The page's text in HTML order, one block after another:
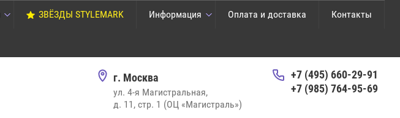
ЗВЁЗДЫ STYLEMARK Информация Оплата и доставка Контакты
г. Москва
ул. 4-я Магистральная,
д. 11, стр. 1 (ОЦ «Магистраль»)
+7 (495) 660-29-91
+7 (985) 764-95-69